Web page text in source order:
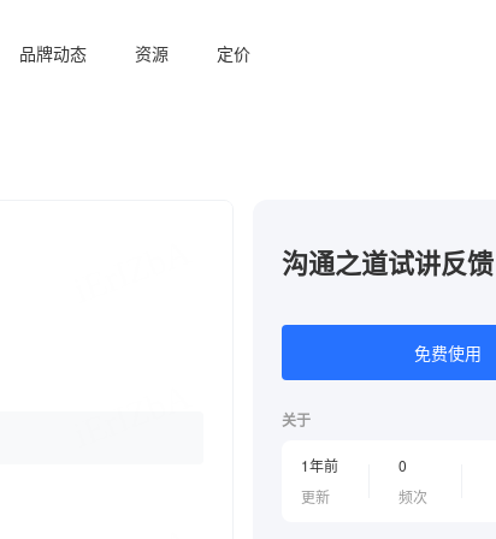
品牌动态 资源 定价
沟通之道试讲反馈
免费使用
关于
1年前
更新
0
频次